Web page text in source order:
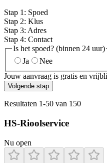
Stap 1 : Spoed
Stap 2: Klus
Stap 3: Adres
Stap 4: Contact
Is het spoed? (binnen 24 uur)
Ja
Nee
Jouw aanvraag is gratis en
Volgende stap
Resultaten 1-50 van 150
HS-Rioolservice
Nu open